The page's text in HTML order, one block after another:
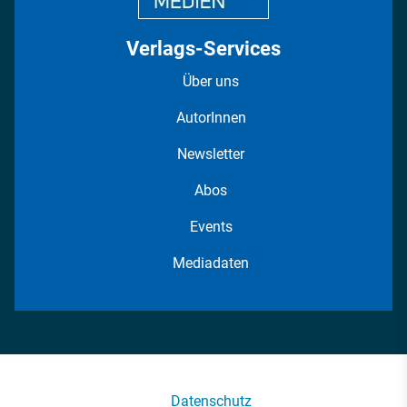
Verlags-Services
Über uns
AutorInnen
Newsletter
Abos
Events
Mediadaten
Datenschutz